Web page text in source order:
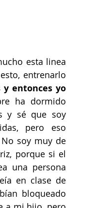
esta linea
entrenarlo
y entonces yo
ha dormido
y sé que soy
pero eso
soy muy de
porque si el
una persona
en clase de
bloqueado